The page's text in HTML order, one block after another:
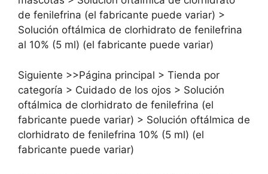
de fenilefrina (el fabricante puede variar) >
Solución oftálmica de clorhidrato de fenilefrina
al 10% (5 ml) (el fabricante puede variar)
Siguiente >>Página principal > Tienda por
categoría > Cuidado de los ojos > Solución
oftálmica de clorhidrato de fenilefrina (el
fabricante puede variar) > Solución oftálmica de
clorhidrato de fenilefrina 10% (5 ml) (el
fabricante puede variar)